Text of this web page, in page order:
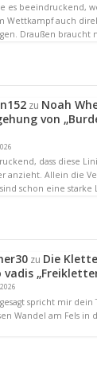
es beeindruckend,
Wettkampf auch
Draußen braucht
zu Noah
von
dass diese
anzieht. Allein die
schon eine starke
zu Die
vadis
spricht mir dein
Wandel am Fels in